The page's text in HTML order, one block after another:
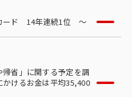
ド 14年連続1位 ～
省」に関する予定を調
けるお金は平均35,400